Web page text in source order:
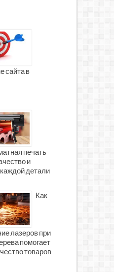
сайта в
печать
и
детали
Как
лазеров при
помогает
товаров